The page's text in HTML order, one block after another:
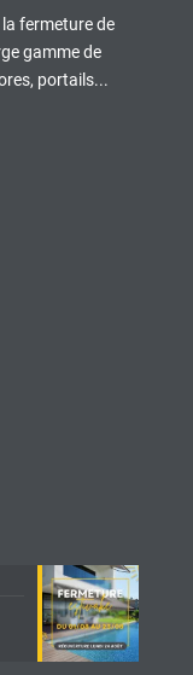
fermeture de
gamme de
portails...